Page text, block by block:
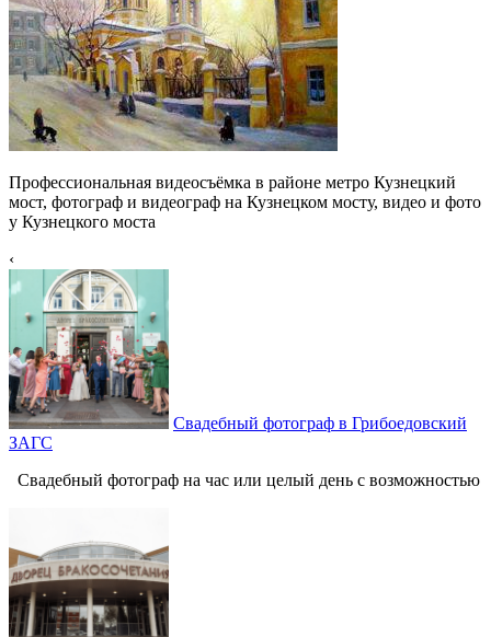
Профессиональная видеосъёмка в районе метро Кузнецкий
мост, фотограф и видеограф на Кузнецком мосту, видео и фото
у Кузнецкого моста
‹
Свадебный фотограф в Грибоедовский
ЗАГС
Свадебный фотограф на час или целый день с возможностью